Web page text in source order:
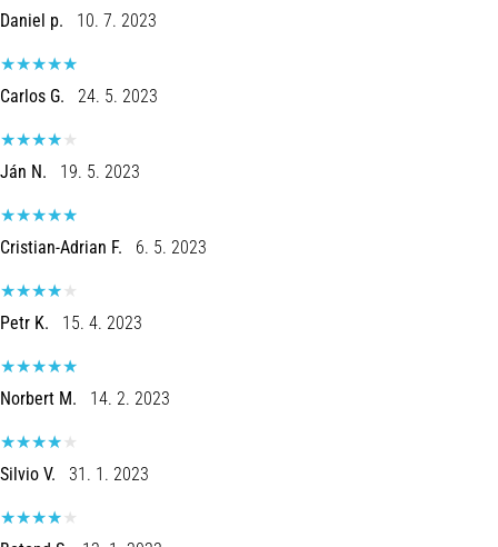
Daniel p. 10. 7. 2023
Carlos G. 24. 5. 2023
Ján N. 19. 5. 2023
Cristian-Adrian F. 6. 5. 2023
Petr K. 15. 4. 2023
Norbert M. 14. 2. 2023
Silvio V. 31. 1. 2023